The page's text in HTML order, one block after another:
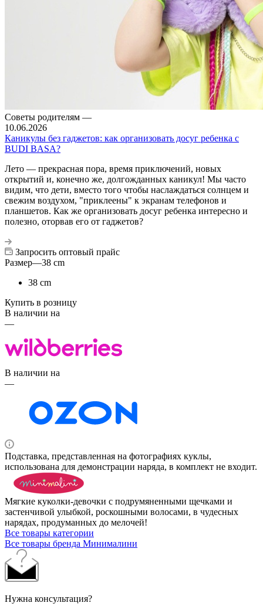
Советы родителям —
10.06.2026
Каникулы без гаджетов: как организовать досуг ребенка с
BUDI BASA?
Лето — прекрасная пора, время приключений, новых
открытий и, конечно же, долгожданных каникул! Мы часто
видим, что дети, вместо того чтобы наслаждаться солнцем и
свежим воздухом, "приклеены" к экранам телефонов и
планшетов. Как же организовать досуг ребенка интересно и
полезно, оторвав его от гаджетов?
Запросить оптовый прайс
Размер—38 cm
38 cm
Купить в розницу
В наличии на
—
В наличии на
—
Подставка, представленная на фотографиях куклы,
использована для демонстрации наряда, в комплект не входит.
Мягкие куколки-девочки с подрумяненными щечками и
застенчивой улыбкой, роскошными волосами, в чудесных
нарядах, продуманных до мелочей!
Все товары категории
Все товары бренда Минималини
Нужна консультация?